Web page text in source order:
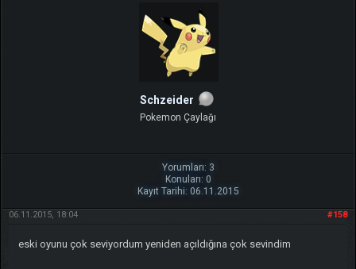
Schzeider
Pokemon Çaylağı
Yorumları: 3
Konuları: 0
Kayıt Tarihi: 06.11.2015
#158
06.11.2015, 18:04
eski oyunu çok seviyordum yeniden açıldığına çok sevindim